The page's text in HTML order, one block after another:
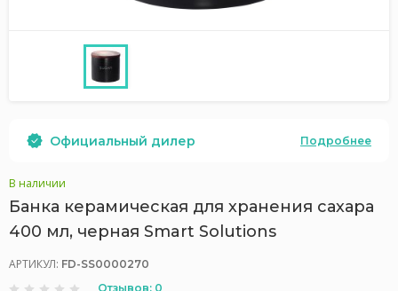
Официальный дилер Подробнее
В наличии
Банка керамическая для хранения сахара
400 мл, черная Smart Solutions
АРТИКУЛ: FD-SS0000270
Отзывов: 0